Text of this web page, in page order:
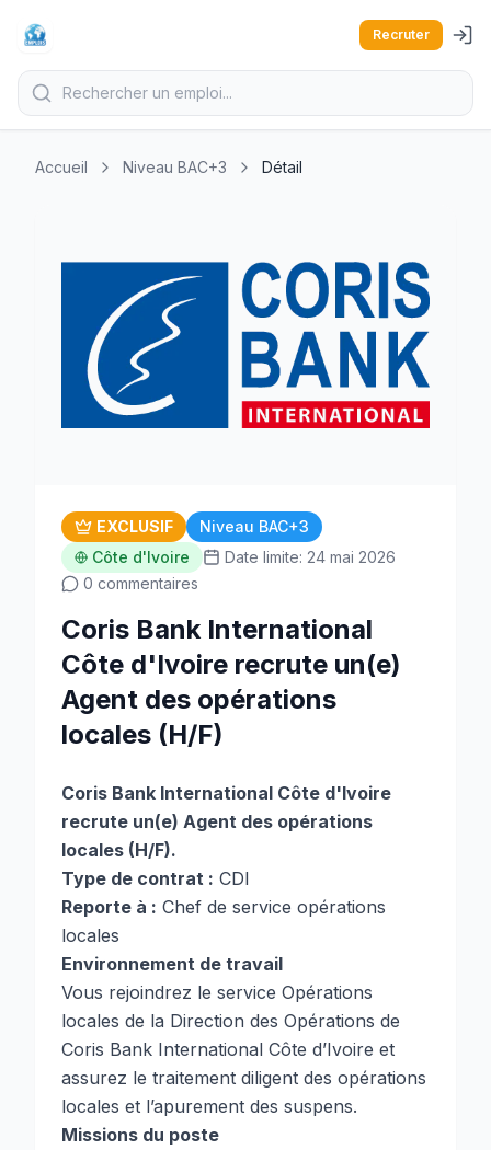
Recruter
Accueil Niveau BAC+3 Détail
EXCLUSIF
Niveau BAC+3
Côte d'Ivoire
Date limite: 24 mai 2026
0 commentaires
Coris Bank International
Côte d'Ivoire recrute un(e)
Agent des opérations
locales (H/F)
Coris Bank International Côte d'Ivoire
recrute un(e) Agent des opérations
locales (H/F).
Type de contrat : CDI
Reporte à : Chef de service opérations
locales
Environnement de travail
Vous rejoindrez le service Opérations
locales de la Direction des Opérations de
Coris Bank International Côte d’Ivoire et
assurez le traitement diligent des opérations
locales et l’apurement des suspens.
Missions du poste